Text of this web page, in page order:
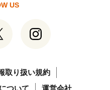
US
取り扱い規約
ついて
運営会社